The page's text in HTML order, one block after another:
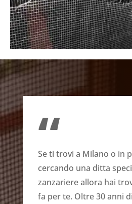
“
Se ti trovi a Milano o in
cercando una ditta
zanzariere allora hai
fa per te. Oltre 30 anni